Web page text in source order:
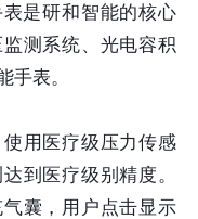
是研和智能的核心
测系统、光电容积
手表。
用医疗级压力传感
到医疗级别精度。
囊，用户点击显示